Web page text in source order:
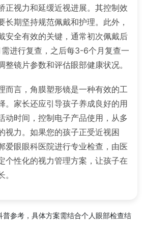
正视力和延缓近视进展。其控制效
长期坚持规范佩戴和护理。此外，
安全有效的关键，通常初次佩戴后
进行复查，之后每3-6个月复查一
整镜片参数和评估眼部健康状况。
而言，角膜塑形镜是一种有效的工
。家长还应引导孩子养成良好的用
动时间，控制电子产品使用，从多
视力。如果您的孩子正受近视困
爱眼眼科医院进行专业检查，由医
个性化的视力管理方案，让孩子在
参考，具体方案需结合个人眼部检查结